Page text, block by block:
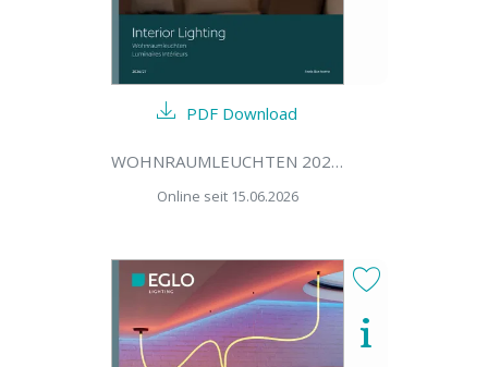
PDF Download
WOHNRAUMLEUCHTEN 2026/27
Online seit 15.06.2026